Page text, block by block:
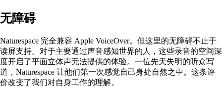
无障碍
Naturespace 完全兼容 Apple VoiceOver。但这里的无障碍不止于
读屏支持。对于主要通过声音感知世界的人，这些录音的空间深
度开启了平面立体声无法提供的体验。一位先天失明的听众写
道，Naturespace 让他们第一次感觉自己身处自然之中。这条评
价改变了我们对自身工作的理解。